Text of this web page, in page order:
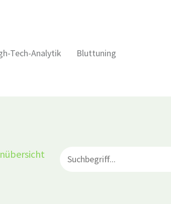
Tech-Analytik Bluttuning